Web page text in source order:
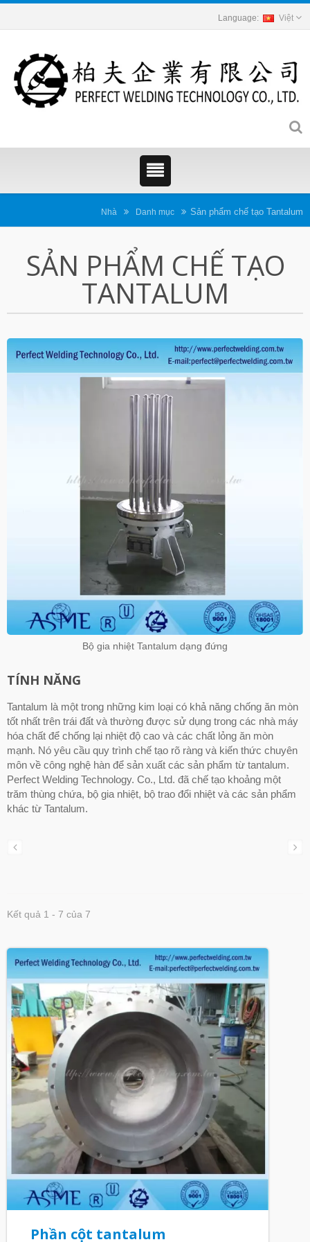
Việt
Nhà Danh mục Sản phẩm chế tạo Tantalum
SẢN PHẨM CHẾ TẠO
TANTALUM
Bộ gia nhiệt Tantalum dạng đứng
TÍNH NĂNG
Tantalum là một trong những kim loại có khả năng chống ăn mòn
tốt nhất trên trái đất và thường được sử dụng trong các nhà máy
hóa chất để chống lại nhiệt độ cao và các chất lỏng ăn mòn
mạnh. Nó yêu cầu quy trình chế tạo rõ ràng và kiến thức chuyên
môn về công nghệ hàn để sản xuất các sản phẩm từ tantalum.
Perfect Welding Technology. Co., Ltd. đã chế tạo khoảng một
trăm thùng chứa, bộ gia nhiệt, bộ trao đổi nhiệt và các sản phẩm
khác từ Tantalum.
Kết quả 1 - 7 của 7
Phần cột tantalum